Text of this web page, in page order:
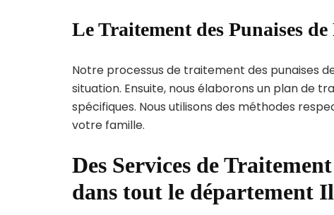
Le Traitement des Punaises
Notre processus de traitement des punaises
situation. Ensuite, nous élaborons un plan de
spécifiques. Nous utilisons des méthodes
votre famille.
Des Services de
dans tout le département